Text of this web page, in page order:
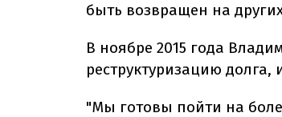
быть возвращен на
В ноябре 2015 года
реструктуризацию долга,
"Мы готовы пойти на